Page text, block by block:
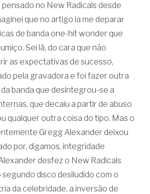
pensado no New Radicals desde
que no artigo ia me deparar
de banda one-hit wonder que
Sei lá, do cara que não
as expectativas de sucesso,
pela gravadora e foi fazer outra
da banda que desintegrou-se a
que decaiu a partir de abuso
qualquer outra coisa do tipo. Mas o
Gregg Alexander deixou
por, digamos, integridade
desfez o New Radicals
disco desiludido com o
da celebridade, a inversão de